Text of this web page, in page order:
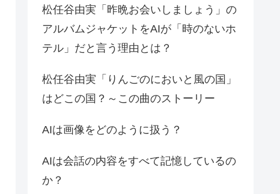
松任谷由実「昨晩お会いしましょう」の
アルバムジャケットをAIが「時のないホ
テル」だと言う理由とは？
松任谷由実「りんごのにおいと風の国」
はどこの国？～この曲のストーリー
AIは画像をどのように扱う？
AIは会話の内容をすべて記憶しているの
か？